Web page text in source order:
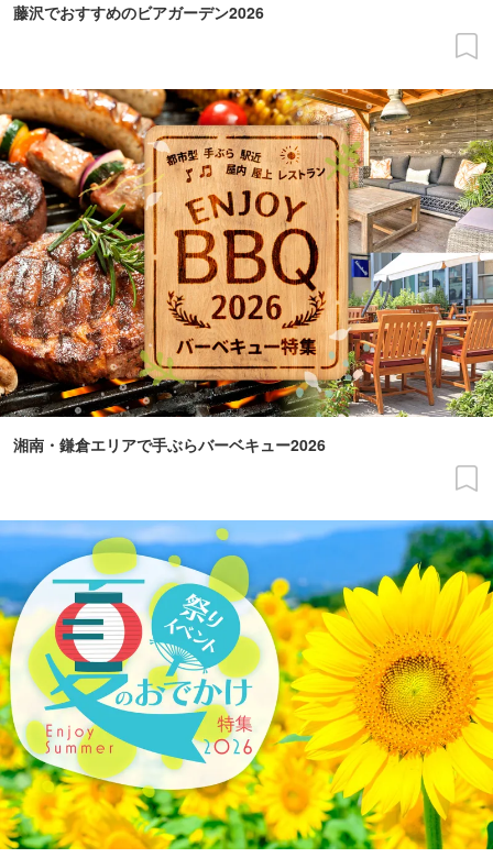
藤沢でおすすめのビアガーデン2026
湘南・鎌倉エリアで手ぶらバーベキュー2026